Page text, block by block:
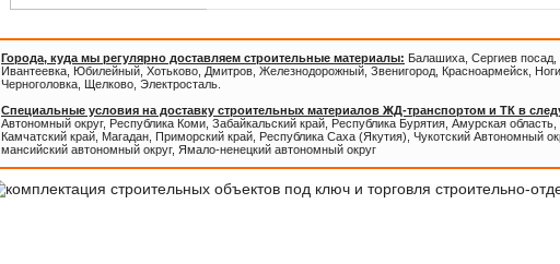
Города, куда мы регулярно доставляем строительные материалы: Балашиха, Сергиев
Ивантеевка, Юбилейный, Хотьково, Дмитров, Железнодорожный, Звенигород, Красноармейск,
Черноголовка, Щелково, Электросталь.
Специальные условия на доставку строительных материалов ЖД-транспортом и ТК в
Автономный округ, Республика Коми, Забайкальский край, Республика Бурятия, Амурская
Камчатский край, Магадан, Приморский край, Республика Саха (Якутия), Чукотский Автономный
мансийский автономный округ, Ямало-ненецкий автономный округ